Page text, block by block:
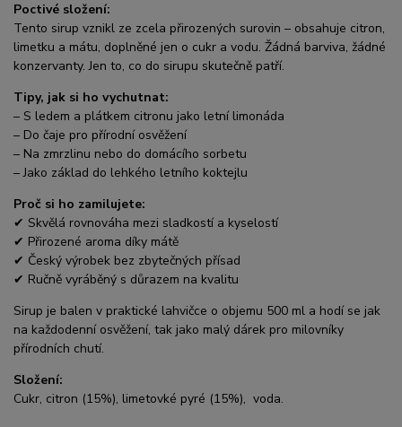
Poctivé složení:
Tento sirup vznikl ze zcela přirozených surovin – obsahuje citron,
limetku a mátu, doplněné jen o cukr a vodu. Žádná barviva, žádné
konzervanty. Jen to, co do sirupu skutečně patří.
Tipy, jak si ho vychutnat:
– S ledem a plátkem citronu jako letní limonáda
– Do čaje pro přírodní osvěžení
– Na zmrzlinu nebo do domácího sorbetu
– Jako základ do lehkého letního koktejlu
Proč si ho zamilujete:
✔ Skvělá rovnováha mezi sladkostí a kyselostí
✔ Přirozené aroma díky mátě
✔ Český výrobek bez zbytečných přísad
✔ Ručně vyráběný s důrazem na kvalitu
Sirup je balen v praktické lahvičce o objemu 500 ml a hodí se jak
na každodenní osvěžení, tak jako malý dárek pro milovníky
přírodních chutí.
Složení:
Cukr, citron (15%), limetovké pyré (15%), voda.